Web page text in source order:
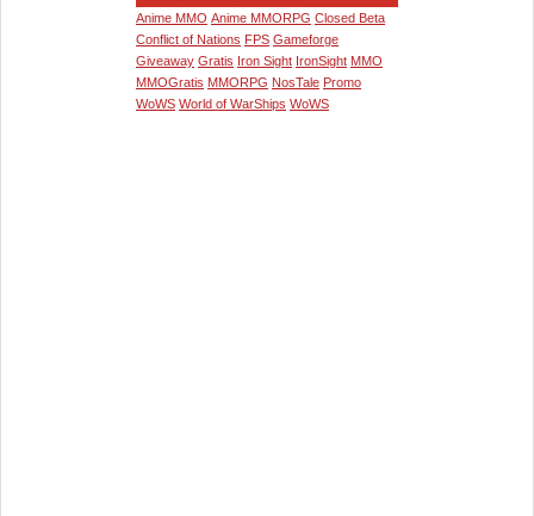
Anime MMO Anime MMORPG Closed Beta
Conflict of Nations FPS Gameforge
Giveaway Gratis Iron Sight IronSight MMO
MMOGratis MMORPG NosTale Promo
WoWS World of WarShips WoWS